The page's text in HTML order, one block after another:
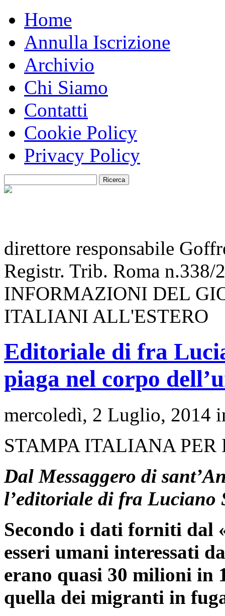
Home
Annulla Iscrizione
Archivio
Chi Siamo
Contatti
Cookie Policy
Privacy Policy
direttore responsabile
Registr. Trib. Roma n.338/
INFORMAZIONI DEL
ITALIANI ALL'ESTERO
Editoriale di fra
piaga nel corpo
mercoledì, 2 Luglio, 2014
STAMPA ITALIANA PER
Dal Messaggero di
l’editoriale di fra Luciano
Secondo i dati forniti dal
esseri umani interessati
erano quasi 30 milioni in
quella dei migranti in